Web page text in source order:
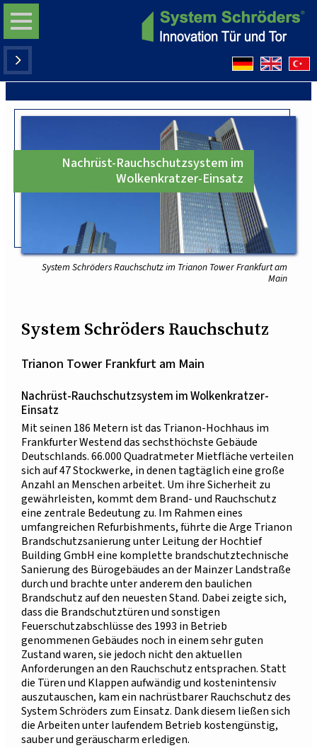
Nachrüst-Rauchschutzsystem im
Wolkenkratzer-Einsatz
System Schröders Rauchschutz im Trianon Tower Frankfurt am
Main
System Schröders Rauchschutz
Trianon Tower Frankfurt am Main
Nachrüst-Rauchschutzsystem im Wolkenkratzer-
Einsatz
Mit seinen 186 Metern ist das Trianon-Hochhaus im
Frankfurter Westend das sechsthöchste Gebäude
Deutschlands. 66.000 Quadratmeter Mietfläche verteilen
sich auf 47 Stockwerke, in denen tagtäglich eine große
Anzahl an Menschen arbeitet. Um ihre Sicherheit zu
gewährleisten, kommt dem Brand- und Rauchschutz
eine zentrale Bedeutung zu. Im Rahmen eines
umfangreichen Refurbishments, führte die Arge Trianon
Brandschutzsanierung unter Leitung der Hochtief
Building GmbH eine komplette brandschutztechnische
Sanierung des Bürogebäudes an der Mainzer Landstraße
durch und brachte unter anderem den baulichen
Brandschutz auf den neuesten Stand. Dabei zeigte sich,
dass die Brandschutztüren und sonstigen
Feuerschutzabschlüsse des 1993 in Betrieb
genommenen Gebäudes noch in einem sehr guten
Zustand waren, sie jedoch nicht den aktuellen
Anforderungen an den Rauchschutz entsprachen. Statt
die Türen und Klappen aufwändig und kostenintensiv
auszutauschen, kam ein nachrüstbarer Rauchschutz des
System Schröders zum Einsatz. Dank diesem ließen sich
die Arbeiten unter laufendem Betrieb kostengünstig,
sauber und geräuscharm erledigen.